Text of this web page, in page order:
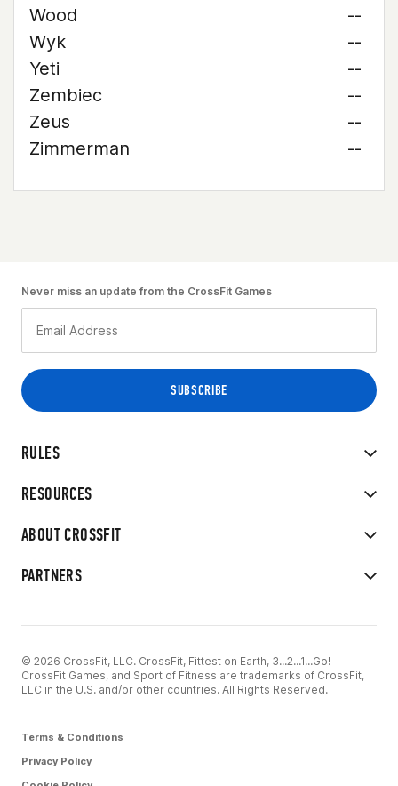
Wood
--
Wyk
--
Yeti
--
Zembiec
--
Zeus
--
Zimmerman
--
RULES
RESOURCES
ABOUT CROSSFIT
PARTNERS
Never miss an update from the CrossFit Games
© 2026 CrossFit, LLC. CrossFit, Fittest on Earth, 3...2...1...Go!
CrossFit Games, and Sport of Fitness are trademarks of CrossFit,
LLC in the U.S. and/or other countries. All Rights Reserved.
Terms & Conditions
Privacy Policy